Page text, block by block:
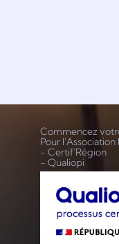
Commencez
Pour
- Certif'Région
- Qualiopi